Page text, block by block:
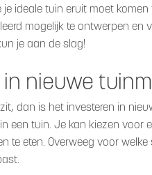
je ideale tuin eruit moet komen
mogelijk te ontwerpen
je aan de slag!
nieuwe
dan is het investeren in
een tuin. Je kan kiezen
te eten. Overweeg voor